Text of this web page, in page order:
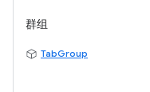
群组
TabGroup